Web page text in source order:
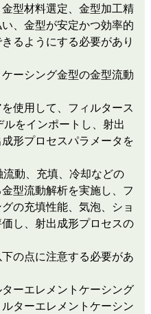
型材料選定、金型加工精
、金型が安定かつ効率的
るようにする必要があり
ーシング金型の金型流動
使用して、フィルタース
をインポートし、射出
形プロセスパラメータを
動、充填、冷却などの
型流動解析を実施し、フ
の充填性能、気泡、ショ
し、射出成形プロセスの
の点に注意する必要があ
ーエレメントケーシング
ターエレメントケーシン